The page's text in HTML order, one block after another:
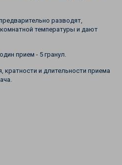
разводят,
температуры и дают
прием - 5 гранул.
кратности и длительности приема